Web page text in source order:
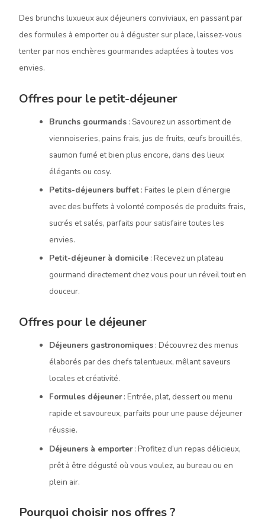
Des brunchs luxueux aux déjeuners conviviaux, en passant par
des formules à emporter ou à déguster sur place, laissez-vous
tenter par nos enchères gourmandes adaptées à toutes vos
envies.
Offres pour le petit-déjeuner
Brunchs gourmands : Savourez un assortiment de
viennoiseries, pains frais, jus de fruits, œufs brouillés,
saumon fumé et bien plus encore, dans des lieux
élégants ou cosy.
Petits-déjeuners buffet : Faites le plein d’énergie
avec des buffets à volonté composés de produits frais,
sucrés et salés, parfaits pour satisfaire toutes les
envies.
Petit-déjeuner à domicile : Recevez un plateau
gourmand directement chez vous pour un réveil tout en
douceur.
Offres pour le déjeuner
Déjeuners gastronomiques : Découvrez des menus
élaborés par des chefs talentueux, mêlant saveurs
locales et créativité.
Formules déjeuner: Entrée, plat, dessert ou menu
rapide et savoureux, parfaits pour une pause déjeuner
réussie.
Déjeuners à emporter: Profitez d’un repas délicieux,
prêt à être dégusté où vous voulez, au bureau ou en
plein air.
Pourquoi choisir nos offres ?